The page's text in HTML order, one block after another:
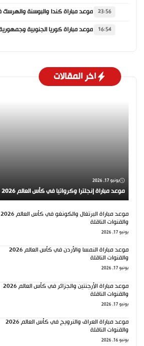
23:56
16:54
اخر المقالات
يونيو 17, 2026
موعد مباراة إنجلترا وكرواتيا في كأس العالم 2026 والقنوات الناقلة
موعد مباراة البرتغال والكونغو في كأس العالم 2026
والقنوات الناقلة
يونيو 17, 2026
موعد مباراة النمسا والأردن في كأس العالم 2026
والقنوات الناقلة
يونيو 17, 2026
موعد مباراة الأرجنتين والجزائر في كأس العالم 2026
والقنوات الناقلة
يونيو 17, 2026
موعد مباراة العراق والنرويج في كأس العالم 2026
والقنوات الناقلة
يونيو 16, 2026